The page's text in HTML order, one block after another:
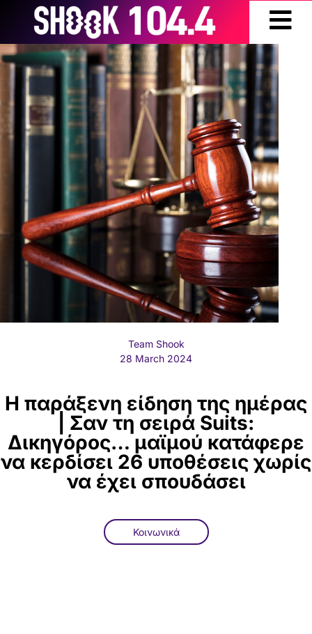
Team Shook
28 March 2024
H παράξενη είδηση της ημέρας
| Σαν τη σειρά Suits:
Δικηγόρος… μαϊμού κατάφερε
να κερδίσει 26 υποθέσεις χωρίς
να έχει σπουδάσει
Κοινωνικά